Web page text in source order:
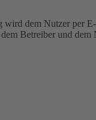
wird dem Nutzer per
Betreiber und